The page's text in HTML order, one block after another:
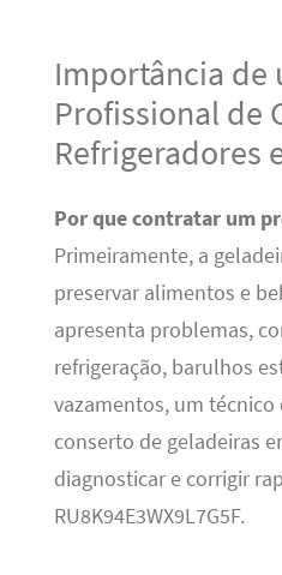
Importância de
Profissional de
Refrigeradores
Por que contratar um
Primeiramente, a
preservar alimentos e
apresenta problemas,
refrigeração, barulhos
vazamentos, um técnico
conserto de geladeiras
diagnosticar e corrigir
RU8K94E3WX9L7G5F.